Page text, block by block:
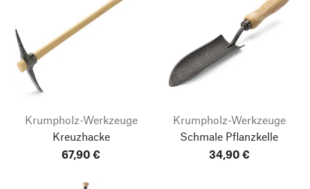
Krumpholz-Werkzeuge
Kreuzhacke
67,90 €
Krumpholz-Werkzeuge
Schmale Pflanzkelle
34,90 €